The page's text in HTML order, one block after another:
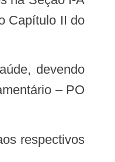
Capítulo II do
– PO